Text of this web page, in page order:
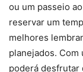
ou um passeio
reservar um
melhores
planejados. Com
poderá desfrutar